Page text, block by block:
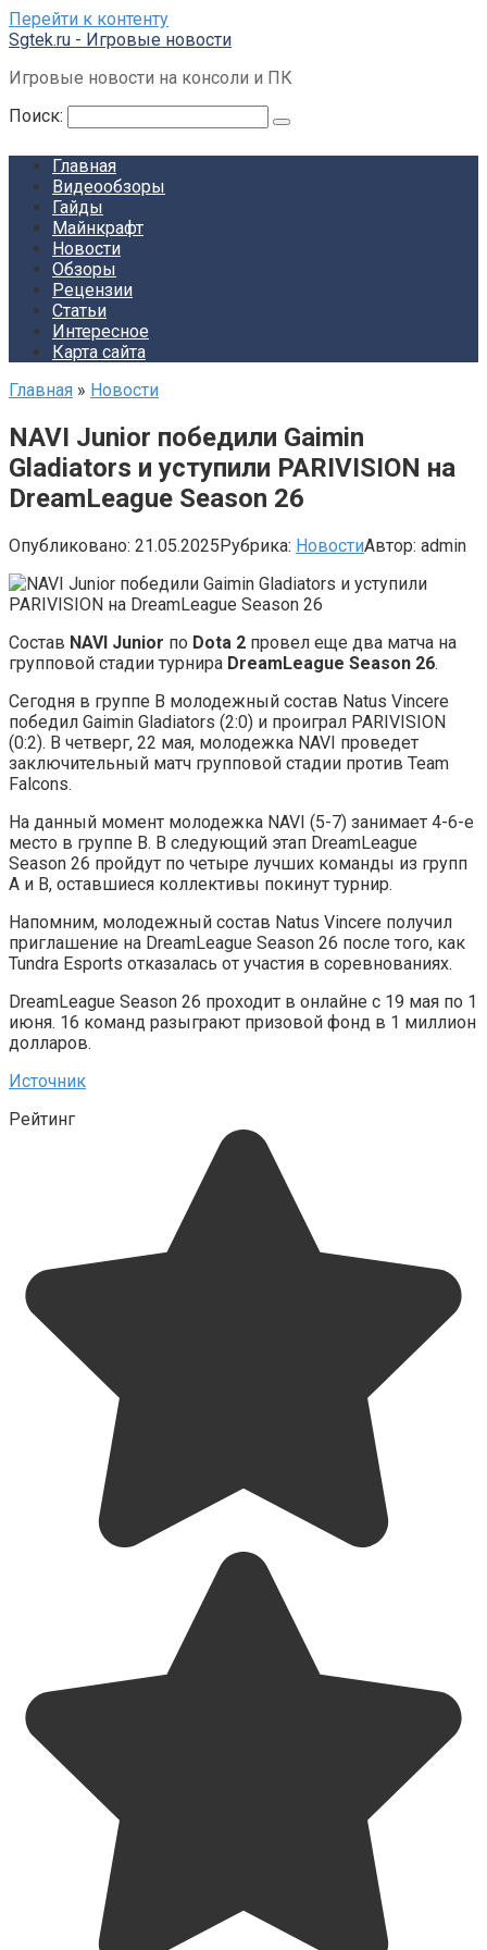
Перейти к контенту
Sgtek.ru - Игровые новости
Игровые новости на консоли и ПК
Поиск:
Главная
Видеообзоры
Гайды
Майнкрафт
Новости
Обзоры
Рецензии
Статьи
Интересное
Карта сайта
Главная » Новости
NAVI Junior победили Gaimin
Gladiators и уступили PARIVISION на
DreamLeague Season 26
Опубликовано: 21.05.2025Рубрика: НовостиАвтор: admin
Состав NAVI Junior по Dota 2 провел еще два матча на
групповой стадии турнира DreamLeague Season 26.
Сегодня в группе B молодежный состав Natus Vincere
победил Gaimin Gladiators (2:0) и проиграл PARIVISION
(0:2). В четверг, 22 мая, молодежка NAVI проведет
заключительный матч групповой стадии против Team
Falcons.
На данный момент молодежка NAVI (5-7) занимает 4-6-е
место в группе B. В следующий этап DreamLeague
Season 26 пройдут по четыре лучших команды из групп
А и B, оставшиеся коллективы покинут турнир.
Напомним, молодежный состав Natus Vincere получил
приглашение на DreamLeague Season 26 после того, как
Tundra Esports отказалась от участия в соревнованиях.
DreamLeague Season 26 проходит в онлайне с 19 мая по 1
июня. 16 команд разыграют призовой фонд в 1 миллион
долларов.
Источник
Рейтинг